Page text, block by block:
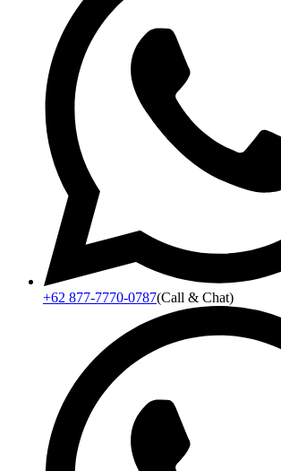
+62 877-7770-0787(Call & Chat)